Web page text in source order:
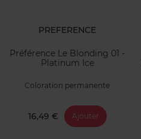
PREFERENCE
Préférence Le Blonding 01 -
Platinum Ice
Coloration permanente
16,49 € Ajouter